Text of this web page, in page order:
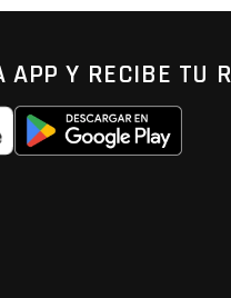
APP Y RECIBE TU